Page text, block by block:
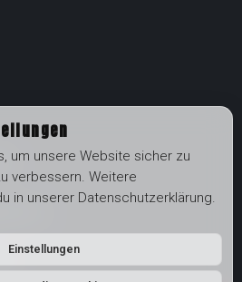
um unsere Website sicher zu
verbessern. Weitere
in unserer Datenschutzerklärung.
Einstellungen